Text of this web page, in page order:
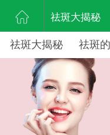
祛斑大揭秘
祛斑大揭秘 祛斑